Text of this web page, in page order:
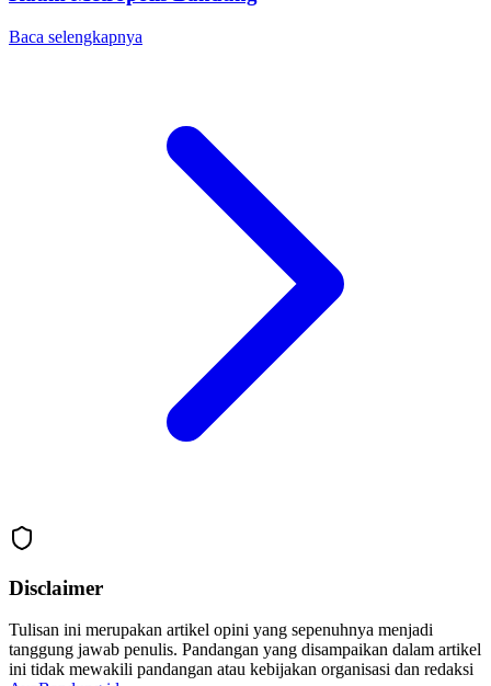
Baca selengkapnya
Disclaimer
Tulisan ini merupakan artikel opini yang sepenuhnya menjadi
tanggung jawab penulis. Pandangan yang disampaikan dalam artikel
ini tidak mewakili pandangan atau kebijakan organisasi dan redaksi